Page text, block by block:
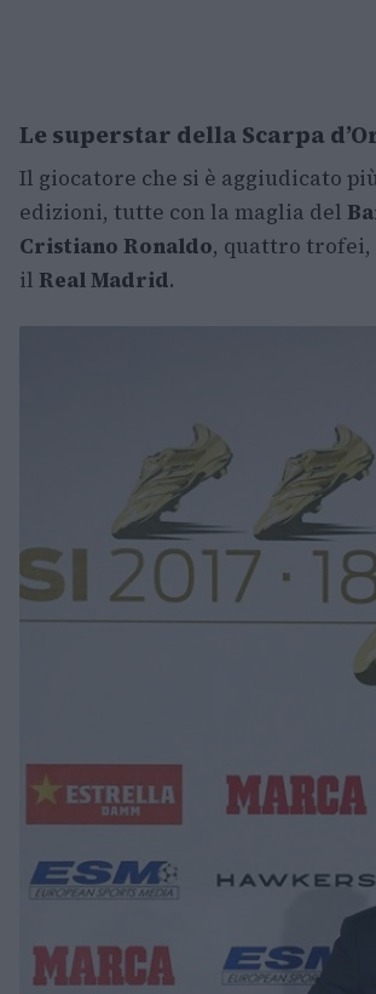
Le superstar della Scarpa
Il giocatore che si è aggiudicato
edizioni, tutte con la maglia del
Cristiano Ronaldo, quattro
il Real Madrid.